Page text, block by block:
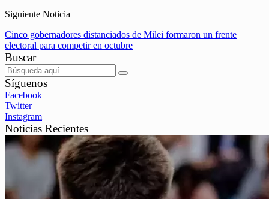
Siguiente Noticia
Cinco gobernadores distanciados de Milei formaron un frente
electoral para competir en octubre
Buscar
Síguenos
Facebook
Twitter
Instagram
Noticias Recientes